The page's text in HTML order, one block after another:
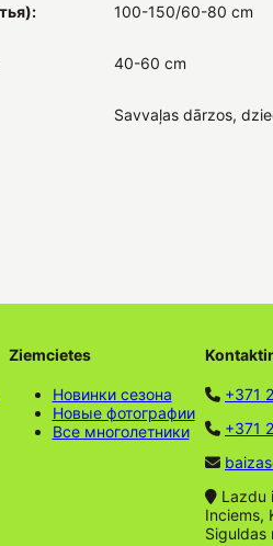
100-150/60-80 cm
40-60 cm
Savvaļas dārzos,
Ziemcietes
Новинки сезона
Новые фотографии
Все многолетники
+371
+371
Lazdu
Inciems,
Siguldas